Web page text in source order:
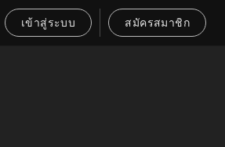
เข้าสู่ระบบ สมัครสมาชิก